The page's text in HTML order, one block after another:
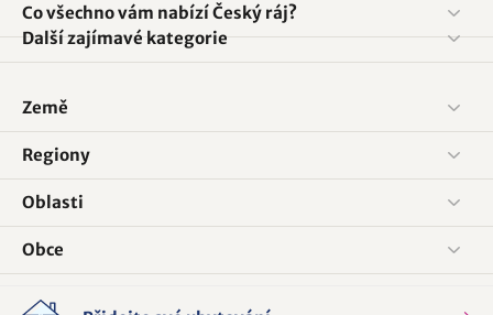
Co všechno vám nabízí Český ráj?
Další zajímavé kategorie
Země
Regiony
Oblasti
Obce